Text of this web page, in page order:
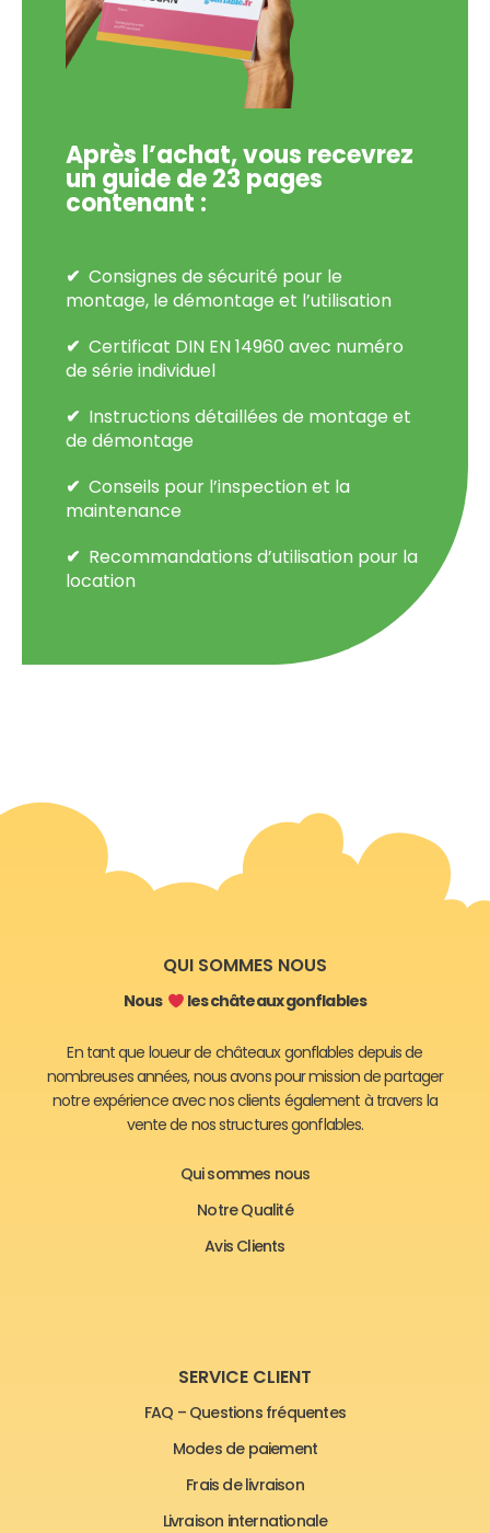
Après l’achat, vous recevrez
un guide de 23 pages
contenant :
Consignes de sécurité pour le
montage, le démontage et l’utilisation
Certificat DIN EN 14960 avec numéro
de série individuel
Instructions détaillées de montage et
de démontage
Conseils pour l’inspection et la
maintenance
Recommandations d’utilisation pour la
location
QUI SOMMES NOUS
Nous les châteaux gonflables
En tant que loueur de châteaux gonflables depuis de
nombreuses années, nous avons pour mission de partager
notre expérience avec nos clients également à travers la
vente de nos structures gonflables.
Qui sommes nous
Notre Qualité
Avis Clients
SERVICE CLIENT
FAQ – Questions fréquentes
Modes de paiement
Frais de livraison
Livraison internationale